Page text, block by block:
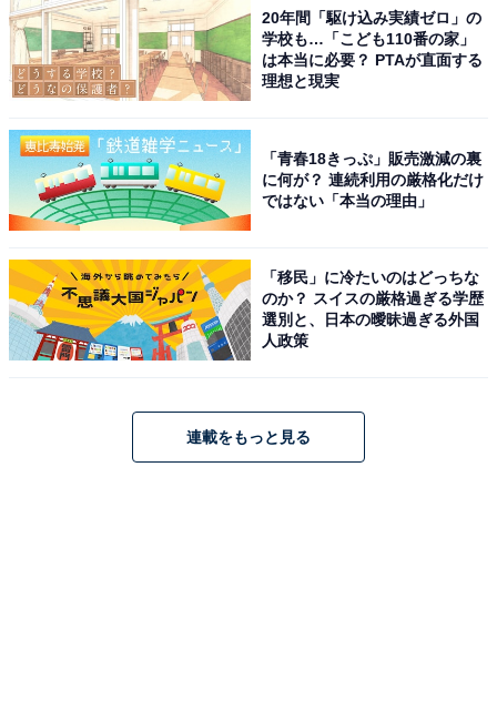
20年間「駆け込み実績ゼロ」の
学校も…「こども110番の家」
は本当に必要？ PTAが直面する
理想と現実
「青春18きっぷ」販売激減の裏
に何が？ 連続利用の厳格化だけ
ではない「本当の理由」
「移民」に冷たいのはどっちな
のか？ スイスの厳格過ぎる学歴
選別と、日本の曖昧過ぎる外国
人政策
連載をもっと見る